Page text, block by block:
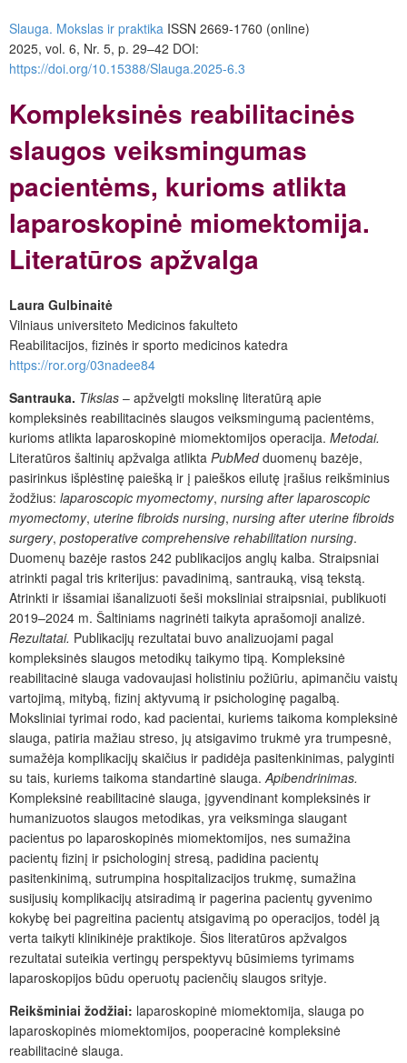
Slauga. Mokslas ir praktika ISSN 2669-1760 (online)
2025, vol. 6, Nr. 5, p. 29–42 DOI:
https://doi.org/10.15388/Slauga.2025-6.3
Kompleksinės reabilitacinės
slaugos veiksmingumas
pacientėms, kurioms atlikta
laparoskopinė miomektomija.
Literatūros apžvalga
Laura Gulbinaitė
Vilniaus universiteto Medicinos fakulteto
Reabilitacijos, fizinės ir sporto medicinos katedra
https://ror.org/03nadee84
Santrauka. Tikslas – apžvelgti mokslinę literatūrą apie
kompleksinės reabilitacinės slaugos veiksmingumą pacientėms,
kurioms atlikta laparoskopinė miomektomijos operacija. Metodai.
Literatūros šaltinių apžvalga atlikta PubMedduomenų bazėje,
pasirinkus išplėstinę paiešką ir į paieškos eilutę įrašius reikšminius
žodžius: laparoscopic myomectomy, nursing after laparoscopic
myomectomy, uterine fibroids nursing, nursing after uterine fibroids
surgery, postoperative comprehensive rehabilitation nursing.
Duomenų bazėje rastos 242 publikacijos anglų kalba. Straipsniai
atrinkti pagal tris kriterijus: pavadinimą, santrauką, visą tekstą.
Atrinkti ir išsamiai išanalizuoti šeši moksliniai straipsniai, publikuoti
2019–2024 m. Šaltiniams nagrinėti taikyta aprašomoji analizė.
Rezultatai. Publikacijų rezultatai buvo analizuojami pagal
kompleksinės slaugos metodikų taikymo tipą. Kompleksinė
reabilitacinė slauga vadovaujasi holistiniu požiūriu, apimančiu vaistų
vartojimą, mitybą, fizinį aktyvumą ir psichologinę pagalbą.
Moksliniai tyrimai rodo, kad pacientai, kuriems taikoma kompleksinė
slauga, patiria mažiau streso, jų atsigavimo trukmė yra trumpesnė,
sumažėja komplikacijų skaičius ir padidėja pasitenkinimas, palyginti
su tais, kuriems taikoma standartinė slauga. Apibendrinimas.
Kompleksinė reabilitacinė slauga, įgyvendinant kompleksinės ir
humanizuotos slaugos metodikas, yra veiksminga slaugant
pacientus po laparoskopinės miomektomijos, nes sumažina
pacientų fizinį ir psichologinį stresą, padidina pacientų
pasitenkinimą, sutrumpina hospitalizacijos trukmę, sumažina
susijusių komplikacijų atsiradimą ir pagerina pacientų gyvenimo
kokybę bei pagreitina pacientų atsigavimą po operacijos, todėl ją
verta taikyti klinikinėje praktikoje. Šios literatūros apžvalgos
rezultatai suteikia vertingų perspektyvų būsimiems tyrimams
laparoskopijos būdu operuotų pacienčių slaugos srityje.
Reikšminiai žodžiai: laparoskopinė miomektomija, slauga po
laparoskopinės miomektomijos, pooperacinė kompleksinė
reabilitacinė slauga.